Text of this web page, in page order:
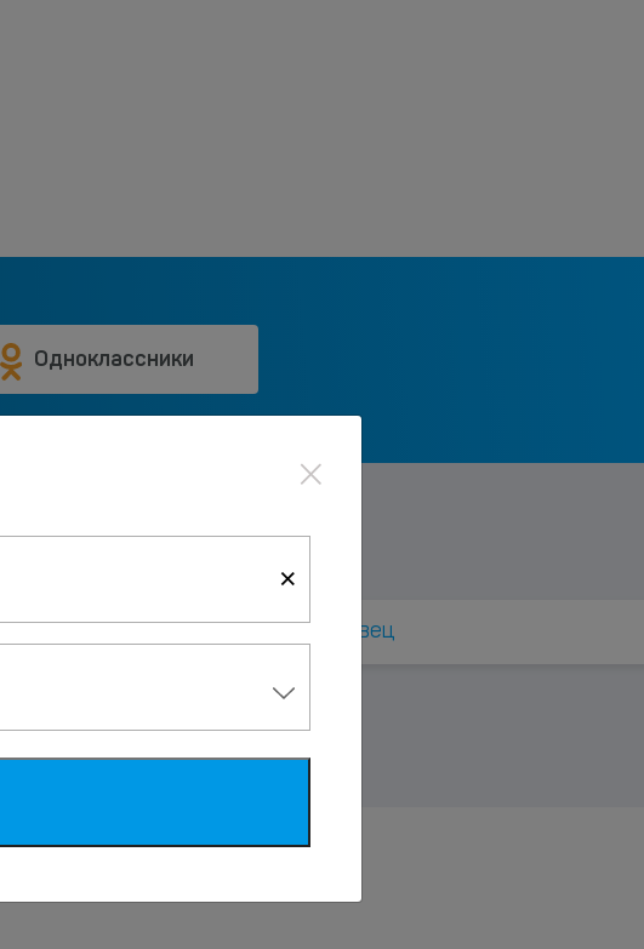
Одноклассники
Грязовец
×
×